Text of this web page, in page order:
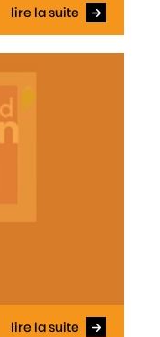
lire la suite
lire la suite